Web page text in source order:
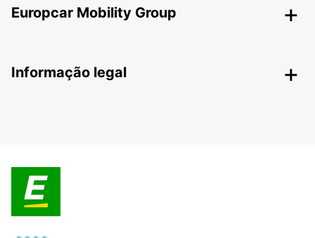
Europcar Mobility Group
Informação legal